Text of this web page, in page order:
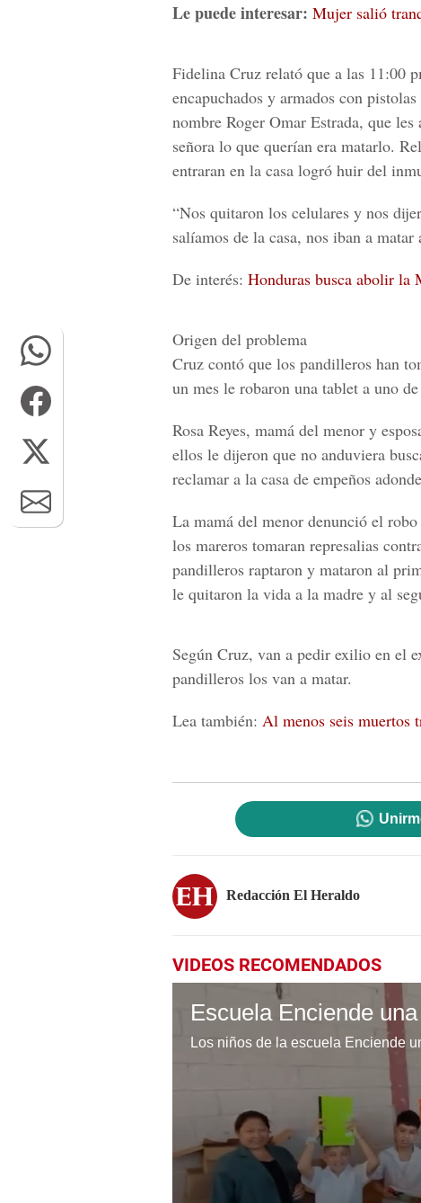
Le puede interesar: Mujer salió
Fidelina Cruz relató que a las 11:00
encapuchados y armados con
nombre Roger Omar Estrada, que les
señora lo que querían era matarlo.
entraran en la casa logró huir del
“Nos quitaron los celulares y nos
salíamos de la casa, nos iban a matar
De interés: Honduras busca abolir la
Origen del problema
Cruz contó que los pandilleros han
un mes le robaron una tablet a uno
Rosa Reyes, mamá del menor y
ellos le dijeron que no anduviera
reclamar a la casa de empeños
La mamá del menor denunció el
los mareros tomaran represalias
pandilleros raptaron y mataron al
le quitaron la vida a la madre y al
Según Cruz, van a pedir exilio en el
pandilleros los van a matar.
Lea también: Al menos seis muertos
Redacción El Heraldo
VIDEOS RECOMENDADOS